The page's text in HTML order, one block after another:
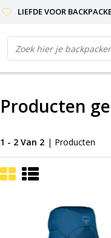
LIEFDE VOOR
Producten
1 - 2 Van 2 | Producten